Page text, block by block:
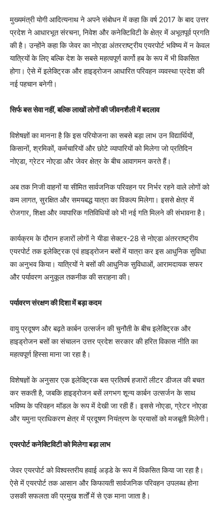
मुख्यमंत्री योगी आदित्यनाथ ने अपने संबोधन में कहा कि वर्ष 2017 के बाद उत्तर
प्रदेश ने आधारभूत संरचना, निवेश और कनेक्टिविटी के क्षेत्र में अभूतपूर्व प्रगति
की है। उन्होंने कहा कि जेवर का नोएडा अंतरराष्ट्रीय एयरपोर्ट भविष्य में न केवल
यात्रियों के लिए बल्कि देश के सबसे महत्वपूर्ण कार्गो हब के रूप में भी विकसित
होगा। ऐसे में इलेक्ट्रिक और हाइड्रोजन आधारित परिवहन व्यवस्था प्रदेश की
नई पहचान बनेगी।
सिर्फ बस सेवा नहीं, बल्कि लाखों लोगों की जीवनशैली में बदलाव
विशेषज्ञों का मानना है कि इस परियोजना का सबसे बड़ा लाभ उन विद्यार्थियों,
किसानों, श्रमिकों, कर्मचारियों और छोटे व्यापारियों को मिलेगा जो प्रतिदिन
नोएडा, ग्रेटर नोएडा और जेवर क्षेत्र के बीच आवागमन करते हैं।
अब तक निजी वाहनों या सीमित सार्वजनिक परिवहन पर निर्भर रहने वाले लोगों को
कम लागत, सुरक्षित और समयबद्ध यात्रा का विकल्प मिलेगा। इससे क्षेत्र में
रोजगार, शिक्षा और व्यापारिक गतिविधियों को भी नई गति मिलने की संभावना है।
कार्यक्रम के दौरान हजारों लोगों ने यीडा सेक्टर-28 से नोएडा अंतरराष्ट्रीय
एयरपोर्ट तक इलेक्ट्रिक एवं हाइड्रोजन बसों में यात्रा कर इस आधुनिक सुविधा
का अनुभव किया। यात्रियों ने बसों की आधुनिक सुविधाओं, आरामदायक सफर
और पर्यावरण अनुकूल तकनीक की सराहना की।
पर्यावरण संरक्षण की दिशा में बड़ा कदम
वायु प्रदूषण और बढ़ते कार्बन उत्सर्जन की चुनौती के बीच इलेक्ट्रिक और
हाइड्रोजन बसों का संचालन उत्तर प्रदेश सरकार की हरित विकास नीति का
महत्वपूर्ण हिस्सा माना जा रहा है।
विशेषज्ञों के अनुसार एक इलेक्ट्रिक बस प्रतिवर्ष हजारों लीटर डीजल की बचत
कर सकती है, जबकि हाइड्रोजन बसें लगभग शून्य कार्बन उत्सर्जन के साथ
भविष्य के परिवहन मॉडल के रूप में देखी जा रही हैं। इससे नोएडा, ग्रेटर नोएडा
और यमुना प्राधिकरण क्षेत्र में प्रदूषण नियंत्रण के प्रयासों को मजबूती मिलेगी।
एयरपोर्ट कनेक्टिविटी को मिलेगा बड़ा लाभ
जेवर एयरपोर्ट को विश्वस्तरीय हवाई अड्डे के रूप में विकसित किया जा रहा है।
ऐसे में एयरपोर्ट तक आसान और किफायती सार्वजनिक परिवहन उपलब्ध होना
उसकी सफलता की प्रमुख शर्तों में से एक माना जाता है।